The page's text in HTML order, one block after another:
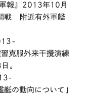
軍報』2013年10月
戦 附近有外軍艦
克服外来干攪演練
。
の動向について」